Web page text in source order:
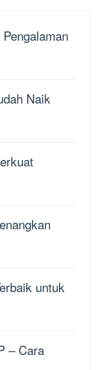
Naik
untuk
– Cara